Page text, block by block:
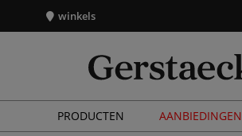
winkels
PRODUCTEN AANBIEDINGEN